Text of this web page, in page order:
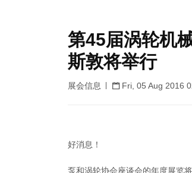
第45届涡轮机
斯敦将举行
展会信息 Fri, 05 Aug 2016
好消息！
泵和涡轮协会座谈会的年度展览